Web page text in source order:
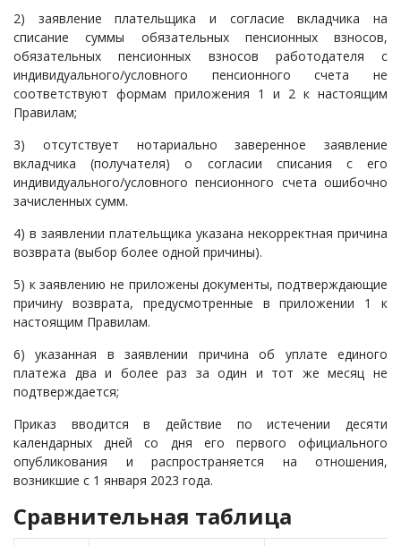
2) заявление плательщика и согласие вкладчика на
списание суммы обязательных пенсионных взносов,
обязательных пенсионных взносов работодателя с
индивидуального/условного пенсионного счета не
соответствуют формам приложения 1 и 2 к настоящим
Правилам;
3) отсутствует нотариально заверенное заявление
вкладчика (получателя) о согласии списания с его
индивидуального/условного пенсионного счета ошибочно
зачисленных сумм.
4) в заявлении плательщика указана некорректная причина
возврата (выбор более одной причины).
5) к заявлению не приложены документы, подтверждающие
причину возврата, предусмотренные в приложении 1 к
настоящим Правилам.
6) указанная в заявлении причина об уплате единого
платежа два и более раз за один и тот же месяц не
подтверждается;
Приказ вводится в действие по истечении десяти
календарных дней со дня его первого официального
опубликования и распространяется на отношения,
возникшие с 1 января 2023 года.
Сравнительная таблица